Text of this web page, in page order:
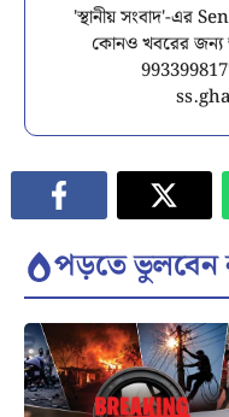
'স্থানীয় সংবাদ'-এর
কোনও খবরের জন্য
পড়তে ভুলবেন